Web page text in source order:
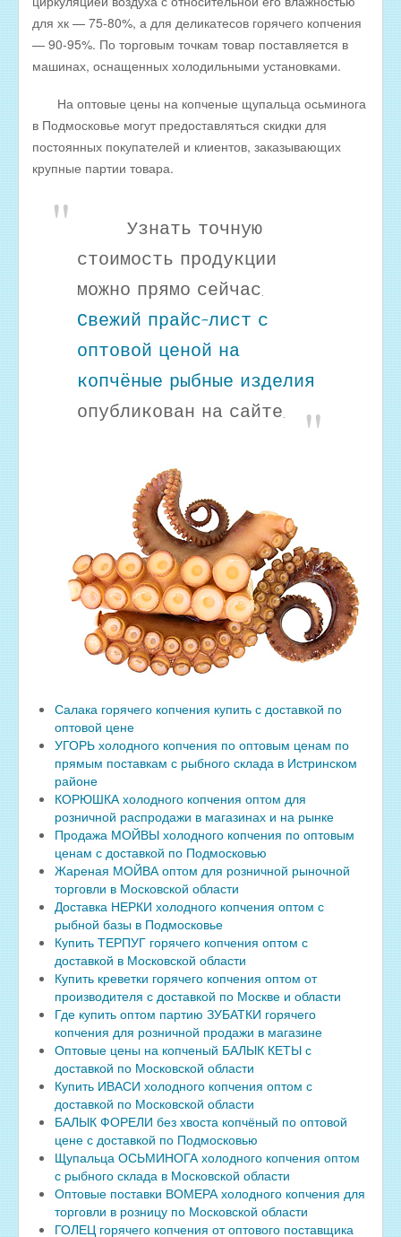
Оптовые цены на СОЛЕНУЮ РЫБУ
Оптовые цены на КОПЧЁНУЮ РЫБУ
Скачать все прайсы в одном архиве
МЯСНАЯ ПРОДУКЦИЯ
ОБРАТНАЯ СВЯЗЬ
ИНТЕРНЕТ-МАГАЗИН
для хк — 75-80%, а для деликатесов горячего копчения
— 90-95%. По торговым точкам товар поставляется в
машинах, оснащенных холодильными установками.
На оптовые цены на копченые щупальца осьминога
в Подмосковье могут предоставляться скидки для
постоянных покупателей и клиентов, заказывающих
крупные партии товара.
Узнать точную
стоимость продукции
можно прямо сейчас.
Свежий прайс-лист с
оптовой ценой на
копчёные рыбные изделия
опубликован на сайте.
Салака горячего копчения купить с доставкой по
оптовой цене
УГОРЬ холодного копчения по оптовым ценам по
прямым поставкам с рыбного склада в Истринском
районе
КОРЮШКА холодного копчения оптом для
розничной распродажи в магазинах и на рынке
Продажа МОЙВЫ холодного копчения по оптовым
ценам с доставкой по Подмосковью
Жареная МОЙВА оптом для розничной рыночной
торговли в Московской области
Доставка НЕРКИ холодного копчения оптом с
рыбной базы в Подмосковье
Купить ТЕРПУГ горячего копчения оптом с
доставкой в Московской области
Купить креветки горячего копчения оптом от
производителя с доставкой по Москве и области
Где купить оптом партию ЗУБАТКИ горячего
копчения для розничной продажи в магазине
Оптовые цены на копченый БАЛЫК КЕТЫ с
доставкой по Московской области
Купить ИВАСИ холодного копчения оптом с
доставкой по Московской области
БАЛЫК ФОРЕЛИ без хвоста копчёный по оптовой
цене с доставкой по Подмосковью
Щупальца ОСЬМИНОГА холодного копчения оптом
с рыбного склада в Московской области
Оптовые поставки ВОМЕРА холодного копчения для
торговли в розницу по Московской области
ГОЛЕЦ горячего копчения от оптового поставщика